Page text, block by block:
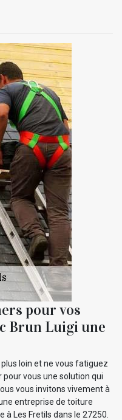
pour vos
Brun Luigi une
plus loin et ne vous fatiguez
vous une solution qui
vous invitons vivement à
entreprise de toiture
Les Fretils dans le 27250.